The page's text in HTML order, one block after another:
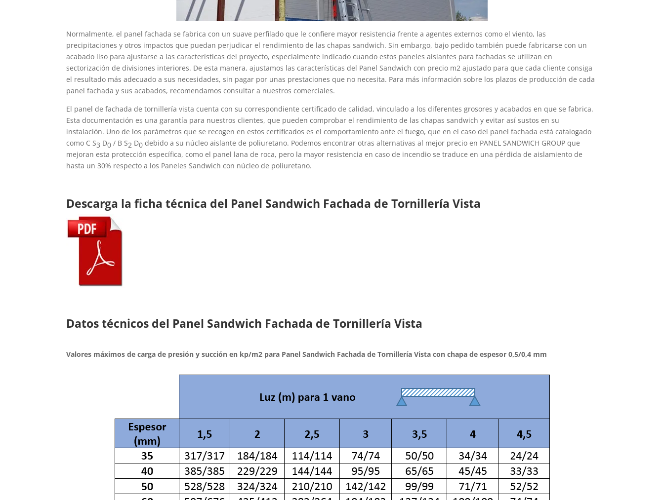
Normalmente, el panel fachada se fabrica con un suave perfilado que le confiere mayor resistencia frente a agentes externos como el viento, las
precipitaciones y otros impactos que puedan perjudicar el rendimiento de las chapas sandwich. Sin embargo, bajo pedido también puede fabricarse con un
acabado liso para ajustarse a las características del proyecto, especialmente indicado cuando estos paneles aislantes para fachadas se utilizan en
sectorización de divisiones interiores. De esta manera, ajustamos las características del Panel Sandwich con precio m2 ajustado para que cada cliente consiga
el resultado más adecuado a sus necesidades, sin pagar por unas prestaciones que no necesita. Para más información sobre los plazos de producción de cada
panel fachada y sus acabados, recomendamos consultar a nuestros comerciales.
El panel de fachada de tornillería vista cuenta con su correspondiente certificado de calidad, vinculado a los diferentes grosores y acabados en que se fabrica.
Esta documentación es una garantía para nuestros clientes, que pueden comprobar el rendimiento de las chapas sandwich y evitar así sustos en su
instalación. Uno de los parámetros que se recogen en estos certificados es el comportamiento ante el fuego, que en el caso del panel fachada está catalogado
como C S3 D0 / B S2 D0 debido a su núcleo aislante de poliuretano. Podemos encontrar otras alternativas al mejor precio en PANEL SANDWICH GROUP que
mejoran esta protección específica, como el panel lana de roca, pero la mayor resistencia en caso de incendio se traduce en una pérdida de aislamiento de
hasta un 30% respecto a los Paneles Sandwich con núcleo de poliuretano.
Descarga la ficha técnica del Panel Sandwich Fachada de Tornillería Vista
Datos técnicos del Panel Sandwich Fachada de Tornillería Vista
Valores máximos de carga de presión y succión en kp/m2 para Panel Sandwich Fachada de Tornillería Vista con chapa de espesor 0,5/0,4 mm